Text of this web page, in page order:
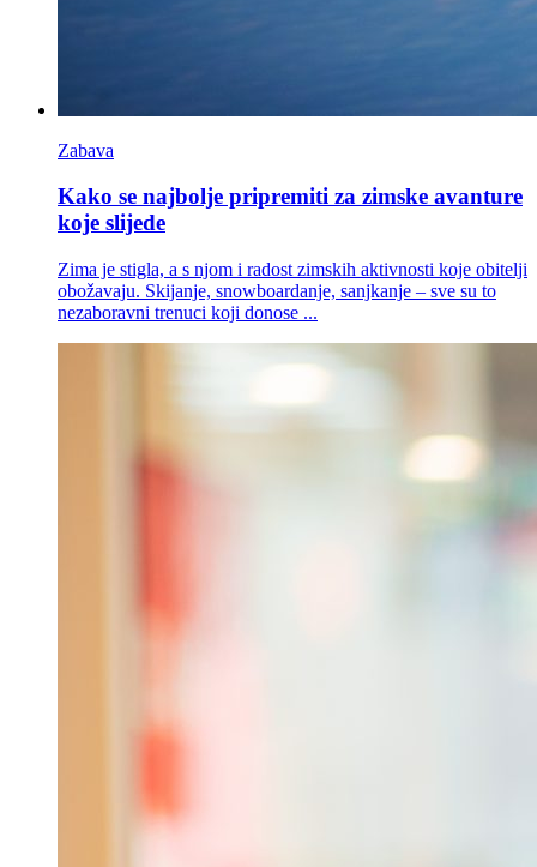
Zabava
Kako se najbolje pripremiti za zimske avanture
koje slijede
Zima je stigla, a s njom i radost zimskih aktivnosti koje obitelji
obožavaju. Skijanje, snowboardanje, sanjkanje – sve su to
nezaboravni trenuci koji donose ...